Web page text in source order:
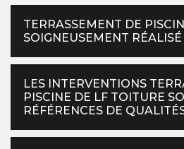
TERRASSEMENT DE
SOIGNEUSEMENT
LES INTERVENTIONS
PISCINE DE LF TOITURE
RÉFÉRENCES DE